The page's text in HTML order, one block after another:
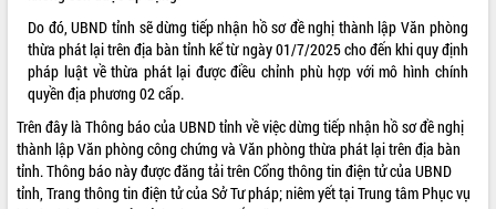
phát triển mới
Thường trực HĐND tỉnh Đắk Lắk gặp
mặt Đoàn chuyên gia y tế TP. Hồ Chí
Minh
Lễ truy điệu và an táng hài cốt liệt sĩ
tại Nghĩa trang Liệt sĩ xã Sơn Hòa
Bàn giải pháp tháo gỡ khó khăn trong
xuất khẩu sầu riêng và triển khai quy
THỐNG KÊ TRUY CẬP
Hôm nay: 12765
Tất cả: 66098433
Do đó, UBND tỉnh sẽ dừng tiếp nhận hồ sơ đề nghị thành lập Văn phòng
thừa phát lại trên địa bàn tỉnh kể từ ngày 01/7/2025 cho đến khi quy định
pháp luật về thừa phát lại được điều chỉnh phù hợp với mô hình chính
quyền địa phương 02 cấp.
Trên đây là Thông báo của UBND tỉnh về việc dừng tiếp nhận hồ sơ đề nghị
thành lập Văn phòng công chứng và Văn phòng thừa phát lại trên địa bàn
tỉnh. Thông báo này được đăng tải trên Cổng thông tin điện tử của UBND
tỉnh, Trang thông tin điện tử của Sở Tư pháp; niêm yết tại Trung tâm Phục vụ